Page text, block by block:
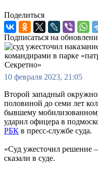
Поделиться
Подписаться на
10 февраля 2023, 21:05
Второй западный
половиной до семи лет
бывшему
ударил офицера в
РБК в пресс-службе суда.
«Суд ужесточил решение
сказали в суде.